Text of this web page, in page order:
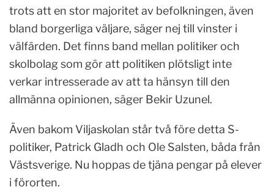
trots att en stor majoritet av befolkningen, även
bland borgerliga väljare, säger nej till vinster i
välfärden. Det finns band mellan politiker och
skolbolag som gör att politiken plötsligt inte
verkar intresserade av att ta hänsyn till den
allmänna opinionen, säger Bekir Uzunel.
Även bakom Viljaskolan står två före detta S-
politiker, Patrick Gladh och Ole Salsten, båda från
Västsverige. Nu hoppas de tjäna pengar på elever
i förorten.